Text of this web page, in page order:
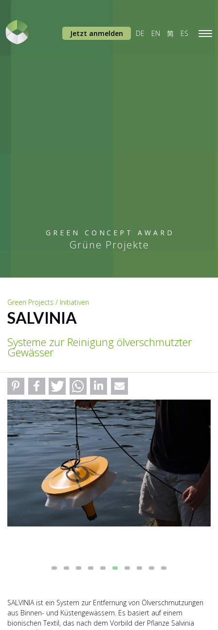
GREEN CONCEPT AWARD
Grüne Projekte
Jetzt anmelden DE EN 简 ES
Green Projects / Initiativen
SALVINIA
Systeme zur Reinigung ölverschmutzter
Gewässer
SALVINIA ist ein System zur Entfernung von Ölverschmutzungen
aus Binnen- und Küstengewässern. Es basiert auf einem
bionischen Textil, das nach dem Vorbild der Pflanze Salvinia